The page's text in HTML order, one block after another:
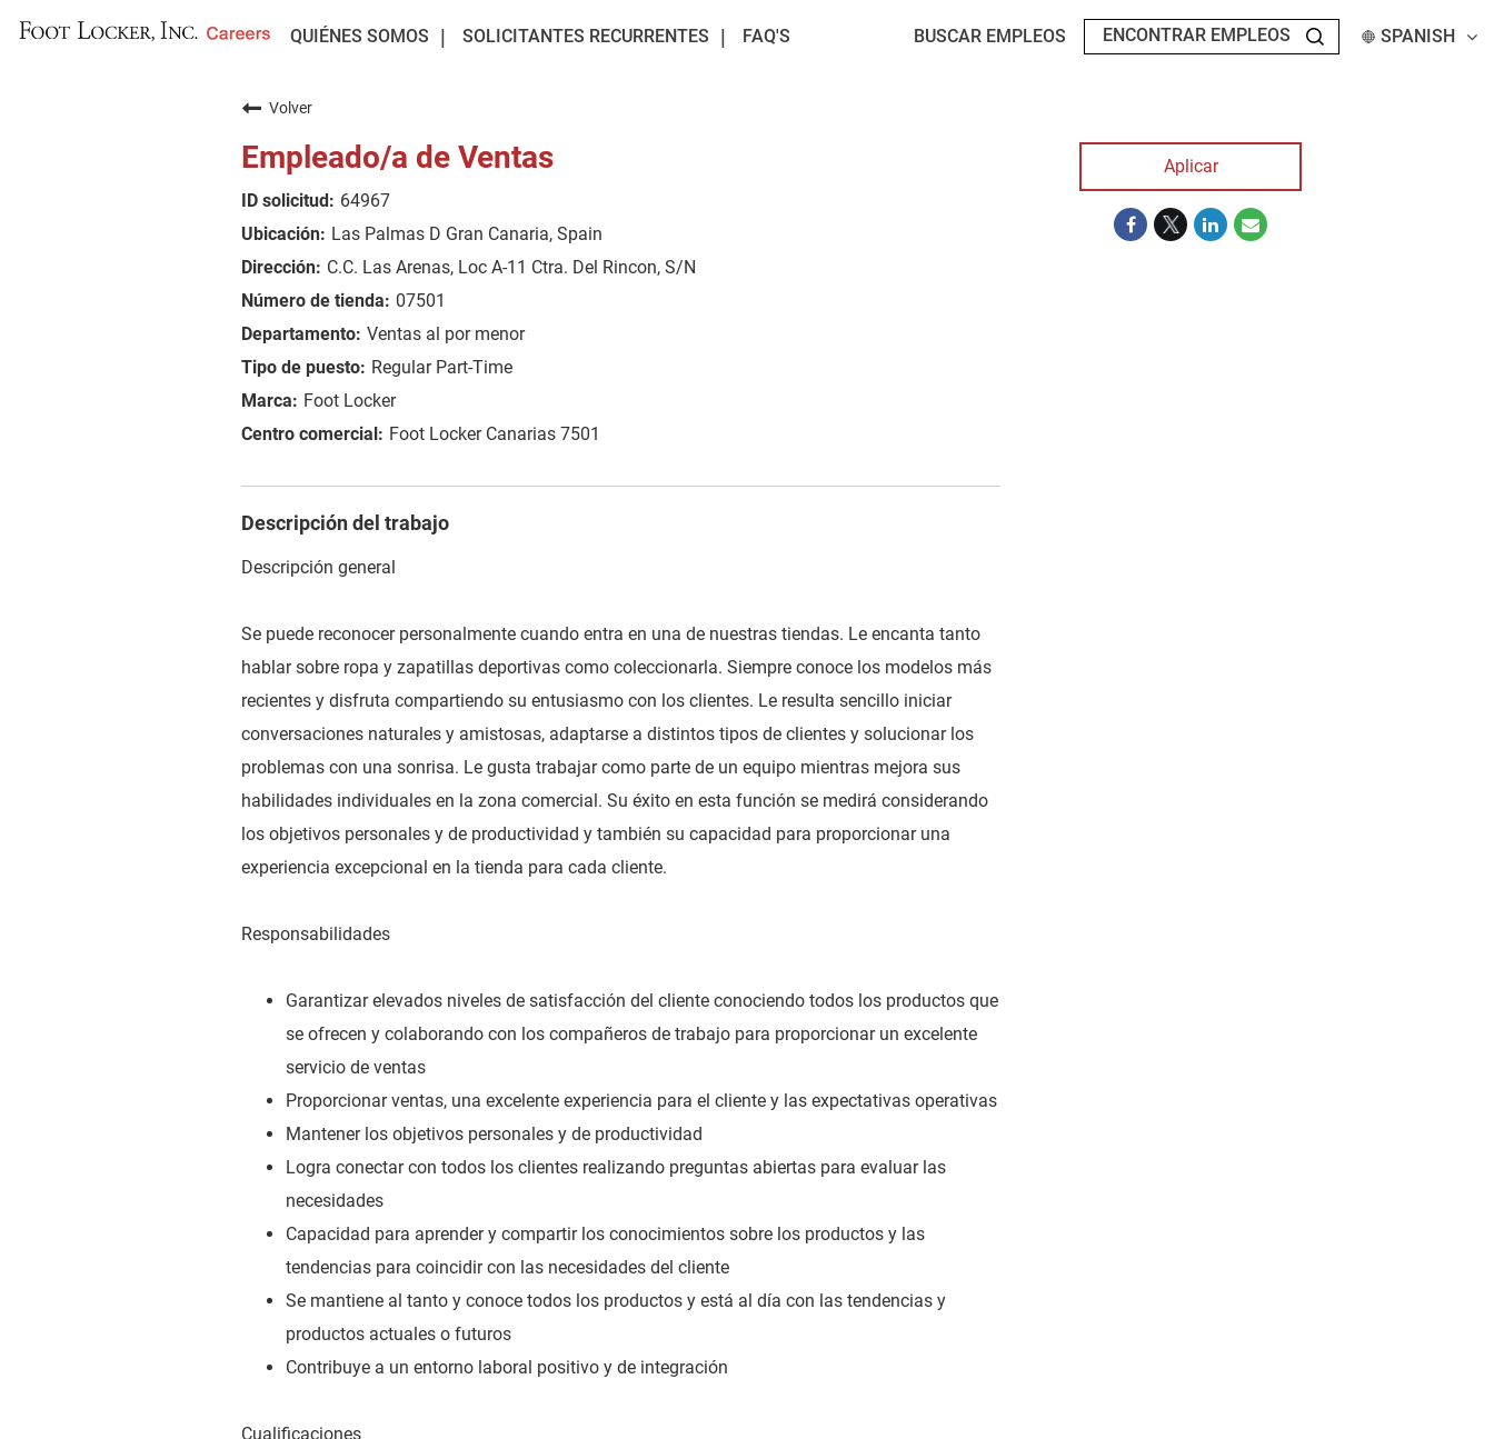
QUIÉNES SOMOS SOLICITANTES RECURRENTES FAQ'S BUSCAR EMPLEOS SPANISH
Volver
Empleado/a de Ventas
64967
Las Palmas D Gran Canaria, Spain
C.C. Las Arenas, Loc A-11 Ctra. Del Rincon, S/N
07501
Ventas al por menor
Regular Part-Time
Foot Locker
Foot Locker Canarias 7501
Descripción del trabajo
Descripción general
Se puede reconocer personalmente cuando entra en una de nuestras tiendas. Le encanta tanto
hablar sobre ropa y zapatillas deportivas como coleccionarla. Siempre conoce los modelos más
recientes y disfruta compartiendo su entusiasmo con los clientes. Le resulta sencillo iniciar
conversaciones naturales y amistosas, adaptarse a distintos tipos de clientes y solucionar los
problemas con una sonrisa. Le gusta trabajar como parte de un equipo mientras mejora sus
habilidades individuales en la zona comercial. Su éxito en esta función se medirá considerando
los objetivos personales y de productividad y también su capacidad para proporcionar una
experiencia excepcional en la tienda para cada cliente.
Responsabilidades
Garantizar elevados niveles de satisfacción del cliente conociendo todos los productos que
se ofrecen y colaborando con los compañeros de trabajo para proporcionar un excelente
servicio de ventas
Proporcionar ventas, una excelente experiencia para el cliente y las expectativas operativas
Mantener los objetivos personales y de productividad
Logra conectar con todos los clientes realizando preguntas abiertas para evaluar las
necesidades
Capacidad para aprender y compartir los conocimientos sobre los productos y las
tendencias para coincidir con las necesidades del cliente
Se mantiene al tanto y conoce todos los productos y está al día con las tendencias y
productos actuales o futuros
Contribuye a un entorno laboral positivo y de integración
Cualificaciones
Aplicar